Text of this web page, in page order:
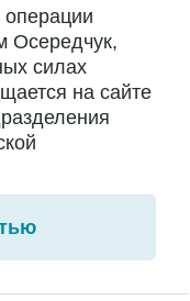
Осередчук,
силах
на сайте